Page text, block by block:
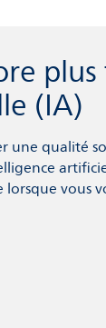
(IA)
une qualité
lorsque